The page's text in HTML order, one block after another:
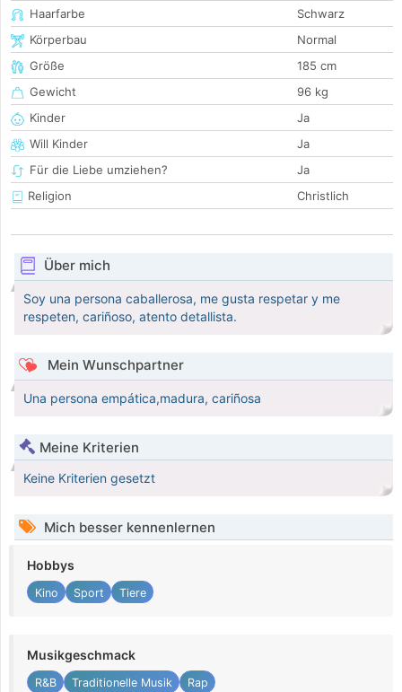
Haarfarbe
Schwarz
Körperbau
Normal
Größe
185 cm
Gewicht
96 kg
Kinder
Ja
Will Kinder
Ja
Für die Liebe umziehen?
Ja
Religion
Christlich
Über mich
Soy una persona caballerosa, me gusta respetar y me
respeten, cariñoso, atento detallista.
Mein Wunschpartner
Una persona empática,madura, cariñosa
Meine Kriterien
Keine Kriterien gesetzt
Mich besser kennenlernen
Hobbys
Kino Sport Tiere
Musikgeschmack
R&B Traditionelle Musik Rap